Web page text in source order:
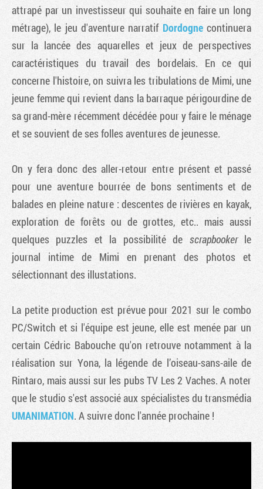
attrapé par un investisseur qui souhaite en faire un long
métrage), le jeu d'aventure narratif Dordognecontinuera
sur la lancée des aquarelles et jeux de perspectives
caractéristiques du travail des bordelais. En ce qui
concerne l'histoire, on suivra les tribulations de Mimi, une
jeune femme qui revient dans la barraque périgourdine de
sa grand-mère récemment décédée pour y faire le ménage
et se souvient de ses folles aventures de jeunesse.
On y fera donc des aller-retour entre présent et passé
pour une aventure bourrée de bons sentiments et de
balades en pleine nature : descentes de rivières en kayak,
exploration de forêts ou de grottes, etc.. mais aussi
quelques puzzles et la possibilité de scrapbooker le
journal intime de Mimi en prenant des photos et
sélectionnant des illustations.
La petite production est prévue pour 2021 sur le combo
PC/Switch et si l'équipe est jeune, elle est menée par un
certain Cédric Babouche qu'on retrouve notamment à la
réalisation sur Yona, la légende de l’oiseau-sans-aile de
Rintaro, mais aussi sur les pubs TV Les 2 Vaches. A noter
que le studio s'est associé aux spécialistes du transmédia
UMANIMATION. A suivre donc l'année prochaine !